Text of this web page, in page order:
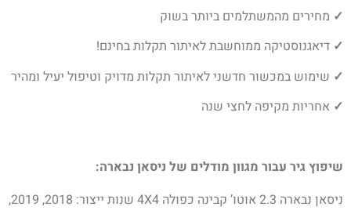
✓ מחירים מהמשתלמים ביותר בשוק
✓ דיאגנוסטיקה ממוחשבת לאיתור תקלות בחינם!
✓ שימוש במכשור חדשני לאיתור תקלות מדויק וטיפול יעיל ומהיר
✓ אחריות מקיפה לחצי שנה
שיפוץ גיר עבור מגוון מודלים של ניסאן נבארה:
ניסאן נבארה 2.3 אוטו’ קבינה כפולה 4X4 שנות ייצור: 2018, 2019,